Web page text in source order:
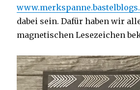
dabei sein. Dafür haben wir
magnetischen Lesezeichen